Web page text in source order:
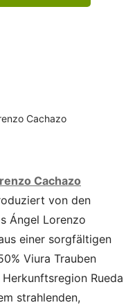
Cachazo
Cachazo
von den
Ángel Lorenzo
einer sorgfältigen
Viura Trauben
Rueda
strahlenden,